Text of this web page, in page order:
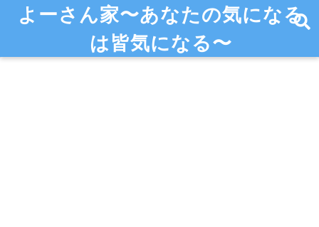
よーさん家〜あなたの気になる
は皆気になる〜